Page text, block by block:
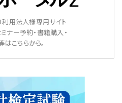
利用法人様専用サイト
ナー予約・書籍購入・
こちらから。